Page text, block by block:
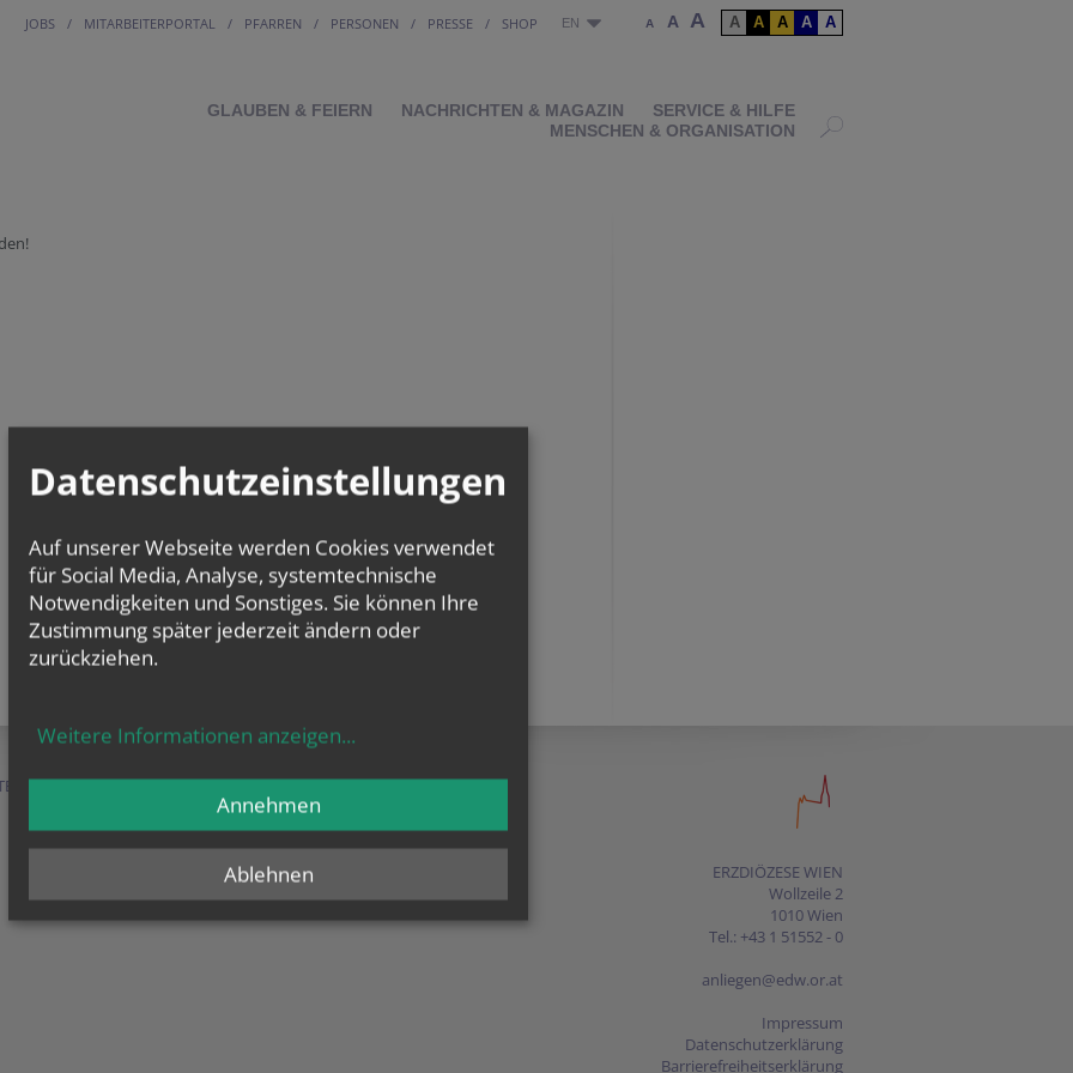
JOBS MITARBEITERPORTAL PFARREN PERSONEN PRESSE SHOP EN A A A A A A A A
GLAUBEN & FEIERN NACHRICHTEN & MAGAZIN
SERVICE & HILFE
MENSCHEN & ORGANISATION
&
SERVICE &
MENSCHEN &
ERZDIÖZESE WIEN
Wollzeile 2
1010 Wien
Tel.: +43 1 51552 - 0
anliegen@edw.or.at
Impressum
Datenschutzerklärung
Barrierefreiheitserklärung
Datenschutzeinstellungen
Auf unserer Webseite werden Cookies verwendet
für Social Media, Analyse, systemtechnische
Notwendigkeiten und Sonstiges. Sie können Ihre
Zustimmung später jederzeit ändern oder
zurückziehen.
Weitere Informationen anzeigen...
Ablehnen
Annehmen